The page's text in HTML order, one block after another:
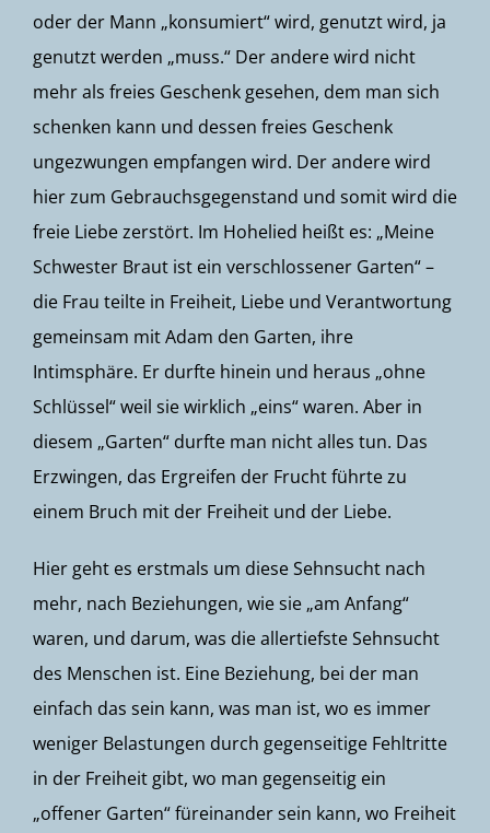
oder der Mann „konsumiert“ wird, genutzt wird, ja
genutzt werden „muss.“ Der andere wird nicht
mehr als freies Geschenk gesehen, dem man sich
schenken kann und dessen freies Geschenk
ungezwungen empfangen wird. Der andere wird
hier zum Gebrauchsgegenstand und somit wird die
freie Liebe zerstört. Im Hohelied heißt es: „Meine
Schwester Braut ist ein verschlossener Garten“ –
die Frau teilte in Freiheit, Liebe und Verantwortung
gemeinsam mit Adam den Garten, ihre
Intimsphäre. Er durfte hinein und heraus „ohne
Schlüssel“ weil sie wirklich „eins“ waren. Aber in
diesem „Garten“ durfte man nicht alles tun. Das
Erzwingen, das Ergreifen der Frucht führte zu
einem Bruch mit der Freiheit und der Liebe.
Hier geht es erstmals um diese Sehnsucht nach
mehr, nach Beziehungen, wie sie „am Anfang“
waren, und darum, was die allertiefste Sehnsucht
des Menschen ist. Eine Beziehung, bei der man
einfach das sein kann, was man ist, wo es immer
weniger Belastungen durch gegenseitige Fehltritte
in der Freiheit gibt, wo man gegenseitig ein
„offener Garten“ füreinander sein kann, wo Freiheit